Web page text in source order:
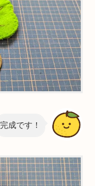
完成です！